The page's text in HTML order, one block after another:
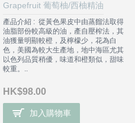
Grapefruit 葡萄柚/西柚精油
產品介紹 : 從黃色果皮中由蒸餾法取得
油脂部份較高級的油，產自壓榨法，其
油獲量明顯較橙，及檸檬少，花為白
色，美國為較大生產地，地中海區尤其
以色列品質稍優，味道和橙類似，甜味
較重。..
HK$98.00
加入購物車